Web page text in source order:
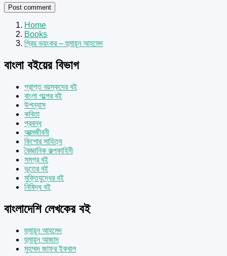
Home
Books
প্রিয় ভয়ংকর – হুমায়ূন আহমেদ
বাংলা বইয়ের বিভাগ
প্রাপ্ত বয়স্কদের বই
বাংলা গল্পের বই
উপন্যাস
কবিতা
প্রবন্ধ
আত্মজীবনী
কিশোর সাহিত্য
বৈজ্ঞানিক কল্পকাহিনী
সমগ্র বই
ভূতের বই
মুক্তিযুদ্ধের বই
নিষিদ্ধ বই
বাংলাদেশি লেখকের বই
হুমায়ূন আহমেদ
হুমায়ুন আজাদ
মুহম্মদ জাফর ইকবাল